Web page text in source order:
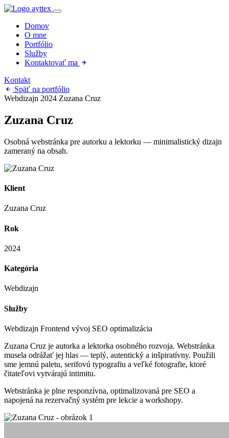
Domov
O mne
Portfólio
Služby
Kontaktovať ma
Kontakt
Späť na portfólio
Webdizajn 2024 Zuzana Cruz
Zuzana Cruz
Osobná webstránka pre autorku a lektorku — minimalistický dizajn
zameraný na obsah.
Klient
Zuzana Cruz
Rok
2024
Kategória
Webdizajn
Služby
Webdizajn Frontend vývoj SEO optimalizácia
Zuzana Cruz je autorka a lektorka osobného rozvoja. Webstránka
musela odrážať jej hlas — teplý, autentický a inšpiratívny. Použili
sme jemnú paletu, serifovú typografiu a veľké fotografie, ktoré
čitateľovi vytvárajú intimitu.
Webstránka je plne responzívna, optimalizovaná pre SEO a
napojená na rezervačný systém pre lekcie a workshopy.